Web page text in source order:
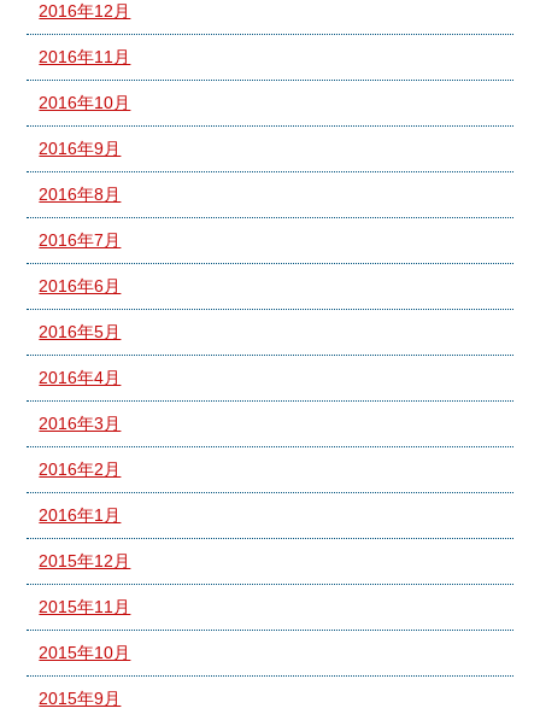
2016年12月
2016年11月
2016年10月
2016年9月
2016年8月
2016年7月
2016年6月
2016年5月
2016年4月
2016年3月
2016年2月
2016年1月
2015年12月
2015年11月
2015年10月
2015年9月